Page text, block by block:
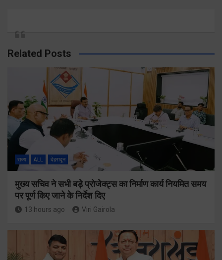
Related Posts
राज्य ALL देहरादून
मुख्य सचिव ने सभी बड़े प्रोजेक्ट्स का निर्माण कार्य नियमित समय
पर पूर्ण किए जाने के निर्देश दिए
13 hours ago Viri Gairola